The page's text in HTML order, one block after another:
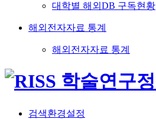
대학별 해외DB 구독현황
해외전자자료 통계
해외전자자료 통계
검색환경설정